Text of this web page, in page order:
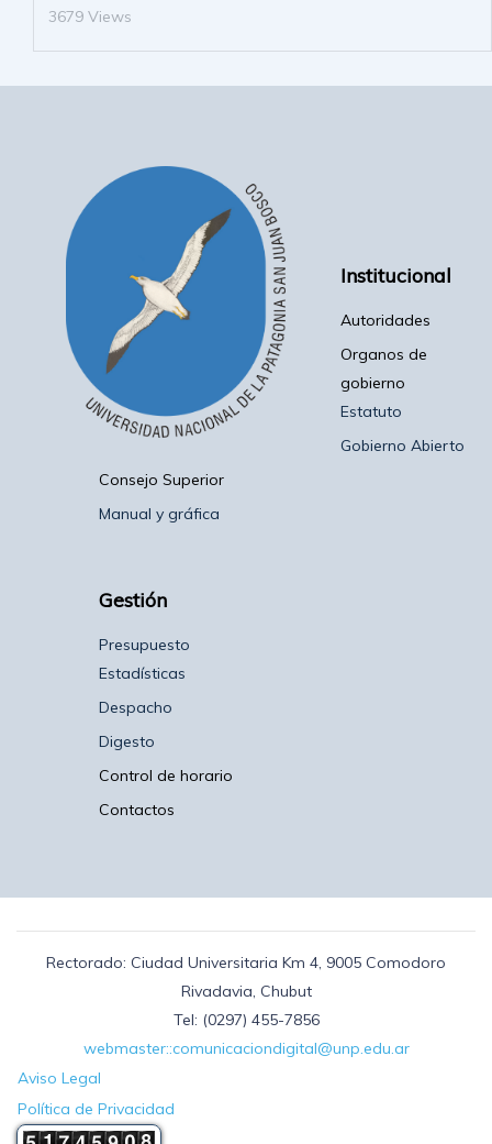
3679 Views
Institucional
Autoridades
Organos de
gobierno
Estatuto
Gobierno Abierto
Consejo Superior
Manual y gráfica
Gestión
Presupuesto
Estadísticas
Despacho
Digesto
Control de horario
Contactos
Rectorado: Ciudad Universitaria Km 4, 9005 Comodoro
Rivadavia, Chubut
Tel: (0297) 455-7856
webmaster::comunicaciondigital@unp.edu.ar
Aviso Legal
Política de Privacidad